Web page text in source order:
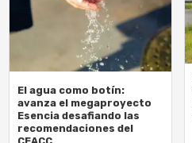
El agua como botín:
avanza el megaproyecto
Esencia desafiando las
recomendaciones del